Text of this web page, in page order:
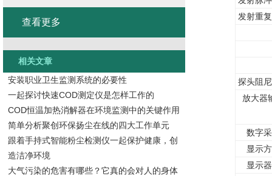
发射重
探头阻
放大器
数字
显示
显示
查看更多
相关文章
安装职业卫生监测系统的必要性
一起探讨快速COD测定仪是怎样工作的
COD恒温加热消解器在环境监测中的关键作用
简单分析聚创环保扬尘在线的四大工作单元
跟着手持式智能粉尘检测仪一起保护健康，创
造洁净环境
大气污染的危害有哪些？它真的会对人的身体